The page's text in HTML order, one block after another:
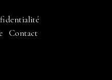
Contact